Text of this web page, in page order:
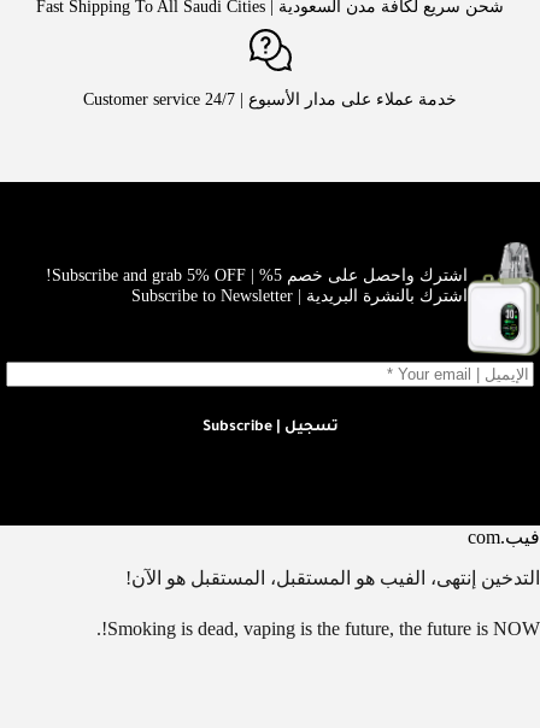
شحن سريع لكافة مدن السعودية | Fast Shipping To All Saudi Cities
خدمة عملاء على مدار الأسبوع | Customer service 24/7
اشترك واحصل على خصم 5% | Subscribe and grab 5% OFF!
اشترك بالنشرة البريدية | Subscribe to Newsletter
تسجيل | Subscribe
فيب.com
التدخين إنتهى، الفيب هو المستقبل، المستقبل هو الآن!
Smoking is dead, vaping is the future, the future is NOW!.